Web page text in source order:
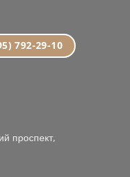
792-29-10
проспект,